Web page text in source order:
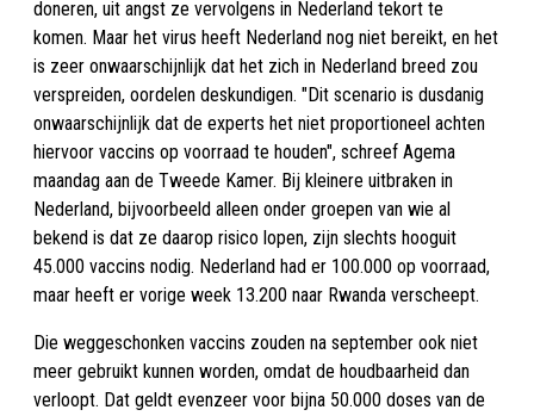
doneren, uit angst ze vervolgens in Nederland tekort te
komen. Maar het virus heeft Nederland nog niet bereikt, en het
is zeer onwaarschijnlijk dat het zich in Nederland breed zou
verspreiden, oordelen deskundigen. "Dit scenario is dusdanig
onwaarschijnlijk dat de experts het niet proportioneel achten
hiervoor vaccins op voorraad te houden", schreef Agema
maandag aan de Tweede Kamer. Bij kleinere uitbraken in
Nederland, bijvoorbeeld alleen onder groepen van wie al
bekend is dat ze daarop risico lopen, zijn slechts hooguit
45.000 vaccins nodig. Nederland had er 100.000 op voorraad,
maar heeft er vorige week 13.200 naar Rwanda verscheept.
Die weggeschonken vaccins zouden na september ook niet
meer gebruikt kunnen worden, omdat de houdbaarheid dan
verloopt. Dat geldt evenzeer voor bijna 50.000 doses van de